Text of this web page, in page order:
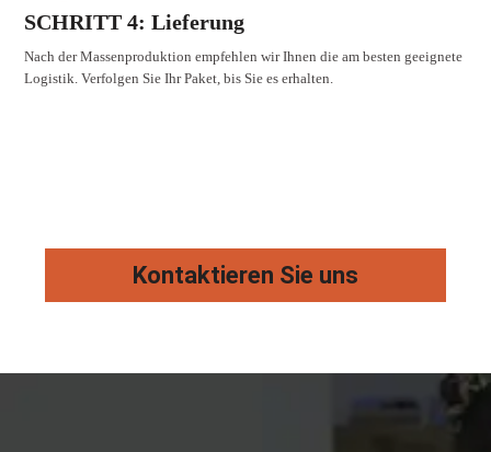
SCHRITT 4: Lieferung
Nach der Massenproduktion empfehlen wir Ihnen die am besten geeignete
Logistik. Verfolgen Sie Ihr Paket, bis Sie es erhalten.
Kontaktieren Sie uns